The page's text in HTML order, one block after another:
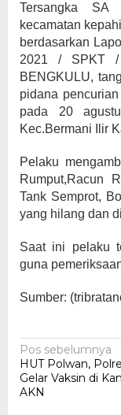
Tersangka SA
kecamatan
berdasarkan
2021 / SPKT /
BENGKULU,
pidana
pada 20
Kec.Bermani Ilir
Pelaku
Rumput,Racun
Tank Semprot,
yang hilang dan
Saat ini pelaku
guna
Sumber:
Navigasi
pos
Pos sebelumnya
HUT Polwan,
Gelar Vaksin di
AKN